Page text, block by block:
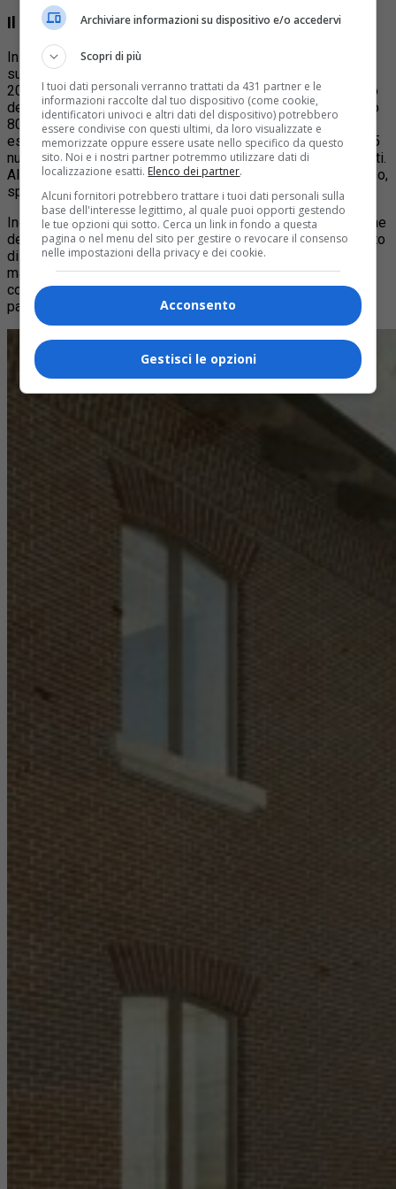
Il progetto di riqualificazione
In totale saranno 4mila e 682 i metri quadrati di futura
superficie pedonale rispetto agli attuali 2mila e 700: 2mila e
200 metri quadrati, degli 8mila attualmente asfaltati, saranno
de-pavimentati per essere destinati a verde e si ricaveranno
800 metri quadrati di verde in più oltre all’attuale verde
esistente, parco giochi compreso. Inoltre saranno piantati 35
nuovi alberi, oltre agli attuali platani che non saranno abbattuti.
Al centro della piazza sarà presente una nuova fontana a raso,
spenta il giorno di mercato.
Inoltre corso Laghi, nel tratto ricompreso tra l’attuale stazione
dei vigili urbani e la Casa del Popolo, subirà un disassamento
di alcuni metri verso la piazza, consentendo di ampliare i
marciapiedi sul lato opposto a servizio delle attività
commerciali esistenti per il posizionamento di dehors o di
parcheggi a fermata temporanea.
Archiviare informazioni su dispositivo e/o accedervi
Scopri di più
I tuoi dati personali verranno trattati da 431 partner e le
informazioni raccolte dal tuo dispositivo (come cookie,
identificatori univoci e altri dati del dispositivo) potrebbero
essere condivise con questi ultimi, da loro visualizzate e
memorizzate oppure essere usate nello specifico da questo
sito. Noi e i nostri partner potremmo utilizzare dati di
localizzazione esatti. Elenco dei partner.
Alcuni fornitori potrebbero trattare i tuoi dati personali sulla
base dell'interesse legittimo, al quale puoi opporti gestendo
le tue opzioni qui sotto. Cerca un link in fondo a questa
pagina o nel menu del sito per gestire o revocare il consenso
nelle impostazioni della privacy e dei cookie.
Acconsento
Gestisci le opzioni